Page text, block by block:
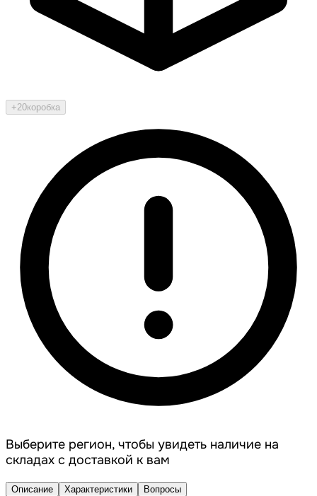
+20коробка
Выберите регион, чтобы увидеть наличие на
складах с доставкой к вам
Описание Характеристики Вопросы